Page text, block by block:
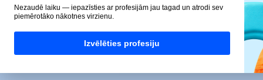
Nezaudē laiku — iepazīsties ar profesijām jau tagad un atrodi sev
piemērotāko nākotnes virzienu.
Izvēlēties profesiju